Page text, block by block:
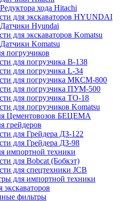
Редуктора хода Hitachi
для экскаваторов HYUNDAI
Датчики Hyundai
для экскаваторов Komatsu
Датчики Komatsu
погрузчиков
для погрузчика B-138
для погрузчика L-34
для погрузчика МКСМ-800
для погрузчика ПУМ-500
для погрузчика ТО-18
для погрузчиков Komatsu
Цементовозов БЕЦЕМА
грейдеров
для Грейдера ДЗ-122
для Грейдера ДЗ-98
импортной техники
для Bobcat (Бобкэт)
для спецтехники JCB
для импортной техники
экскаваторов
фильтры